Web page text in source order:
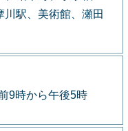
駅、美術館、瀬田
9時から午後5時